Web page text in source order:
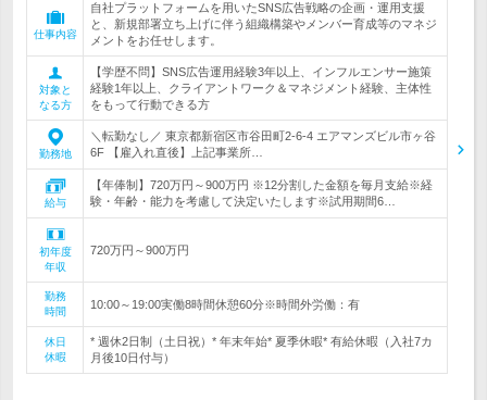
仕事内容
自社プラットフォームを用いたSNS広告戦略の企画・運用支援
と、新規部署立ち上げに伴う組織構築やメンバー育成等のマネジ
メントをお任せします。
対象と
なる方
【学歴不問】SNS広告運用経験3年以上、インフルエンサー施策
経験1年以上、クライアントワーク＆マネジメント経験、主体性
をもって行動できる方
勤務地
＼転勤なし／ 東京都新宿区市谷田町2-6-4 エアマンズビル市ヶ谷
6F 【雇入れ直後】上記事業所…
給与
【年俸制】720万円～900万円 ※12分割した金額を毎月支給※経
験・年齢・能力を考慮して決定いたします※試用期間6…
初年度
年収
720万円～900万円
勤務
時間
10:00～19:00実働8時間休憩60分※時間外労働：有
休日
休暇
* 週休2日制（土日祝）* 年末年始* 夏季休暇* 有給休暇（入社7カ
月後10日付与）